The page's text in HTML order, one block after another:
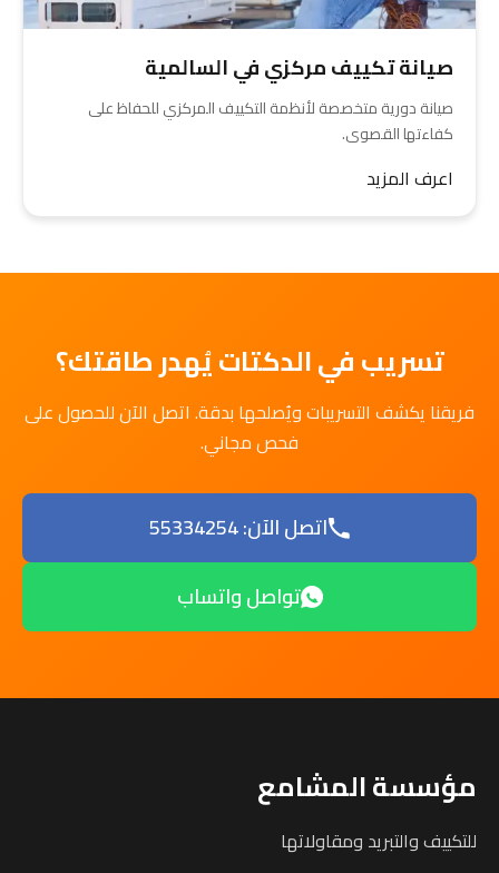
صيانة تكييف مركزي في السالمية
صيانة دورية متخصصة لأنظمة التكييف المركزي للحفاظ على
كفاءتها القصوى.
اعرف المزيد
تسريب في الدكتات يُهدر طاقتك؟
فريقنا يكشف التسريبات ويُصلحها بدقة. اتصل الآن للحصول على
فحص مجاني.
اتصل الآن: 55334254
تواصل واتساب
مؤسسة المشامع
للتكييف والتبريد ومقاولاتها